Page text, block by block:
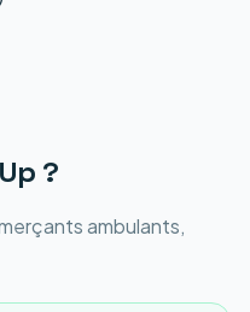
?
ambulants,